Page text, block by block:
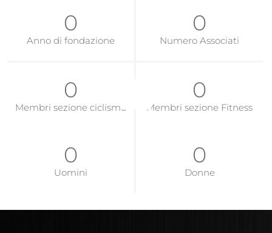
835
Anno di fondazione
70
Numero Associati
10
Membri sezione ciclismo
0
Membri sezione Fitness
0
Uomini
0
Donne